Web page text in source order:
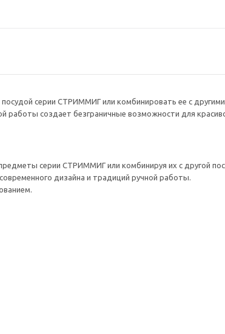
серии СТРИММИГ или комбинировать ее с
работы создает безграничные возможности для
серии СТРИММИГ или комбинируя их с другой
дизайна и традиций ручной работы.